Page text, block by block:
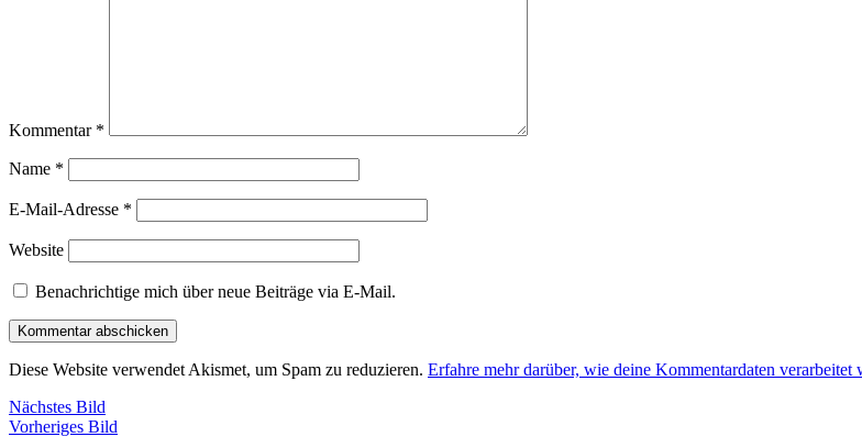
Kommentar *
Name *
E-Mail-Adresse *
Website
Benachrichtige mich über neue Beiträge via E-Mail.
Diese Website verwendet Akismet, um Spam zu reduzieren. Erfahre mehr darüber, wie deine Kommentardaten verarbeitet
Nächstes Bild
Vorheriges Bild